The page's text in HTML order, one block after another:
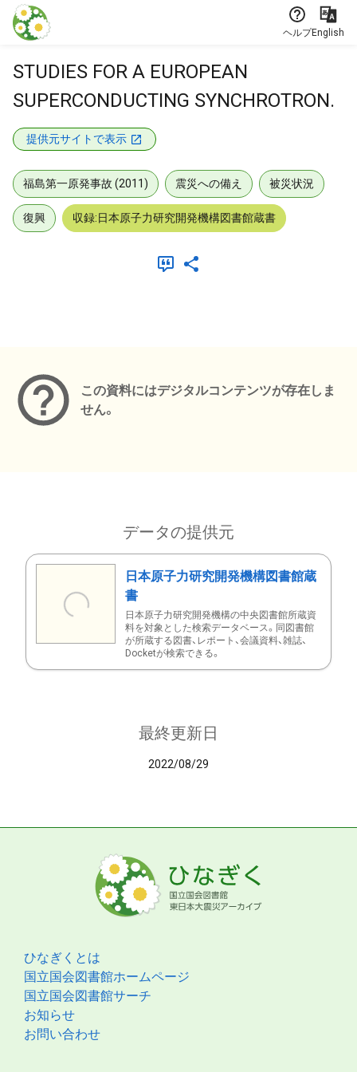
本文に飛ぶ
ヘルプEnglish
STUDIES FOR A EUROPEAN
SUPERCONDUCTING SYNCHROTRON.
提供元サイトで表示
福島第一原発事故 (2011) 震災への備え 被災状況
復興 収録:日本原子力研究開発機構図書館蔵書
この資料にはデジタルコンテンツが存在しま
せん。
データの提供元
日本原子力研究開発機構図書館蔵
書
日本原子力研究開発機構の中央図書館所蔵資
料を対象とした検索データベース。同図書館
が所蔵する図書、レポート、会議資料、雑誌、
Docketが検索できる。
最終更新日
2022/08/29
ひなぎくとは
国立国会図書館ホームページ
国立国会図書館サーチ
お知らせ
お問い合わせ